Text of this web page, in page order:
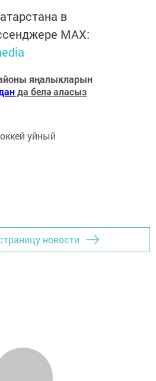
в
MАХ:
яңалыкларын
да белә аласыз
новости